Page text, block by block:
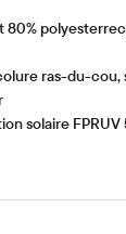
80%
ras-du-cou,
solaire